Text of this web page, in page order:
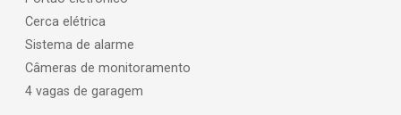
Cerca elétrica
Sistema de alarme
Câmeras de monitoramento
4 vagas de garagem